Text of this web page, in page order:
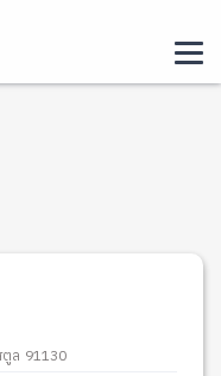
ล 91130